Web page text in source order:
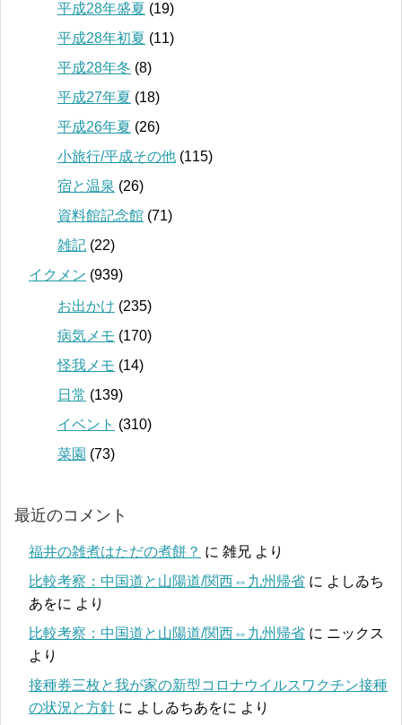
平成28年盛夏 (19)
平成28年初夏 (11)
平成28年冬 (8)
平成27年夏 (18)
平成26年夏 (26)
小旅行/平成その他 (115)
宿と温泉 (26)
資料館記念館 (71)
雑記 (22)
イクメン (939)
お出かけ (235)
病気メモ (170)
怪我メモ (14)
日常 (139)
イベント (310)
菜園 (73)
最近のコメント
福井の雑煮はただの煮餅？ に 雑兄 より
比較考察：中国道と山陽道/関西⇔九州帰省 に よしゐち
あをに より
比較考察：中国道と山陽道/関西⇔九州帰省 に ニックス
より
接種券三枚と我が家の新型コロナウイルスワクチン接種
の状況と方針 に よしゐちあをに より